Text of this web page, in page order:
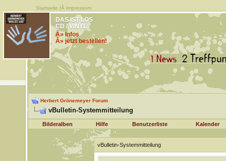
Startseite |Â Impressum
DAS IST LOS
CD / VINYL
Â» Infos
Â» jetzt bestellen!
Herbert Grönemeyer Forum
vBulletin-Systemmitteilung
Bilderalben Hilfe Benutzerliste Kalender
vBulletin-Systemmitteilung